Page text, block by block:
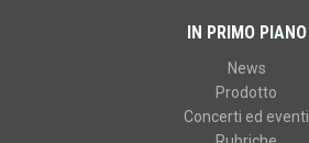
IN PRIMO PIANO
News
Prodotto
Concerti ed eventi